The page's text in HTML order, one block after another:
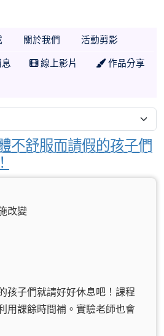
關於我們 活動剪影
線上影片 作品分享
不舒服而請假的孩子們
改變
孩子們就請好好休息吧！課程
用課餘時間補。實驗老師也會